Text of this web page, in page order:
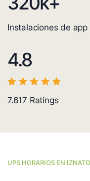
Instalaciones de
4.8
7.617 Ratings
UPS HORARIOS EN